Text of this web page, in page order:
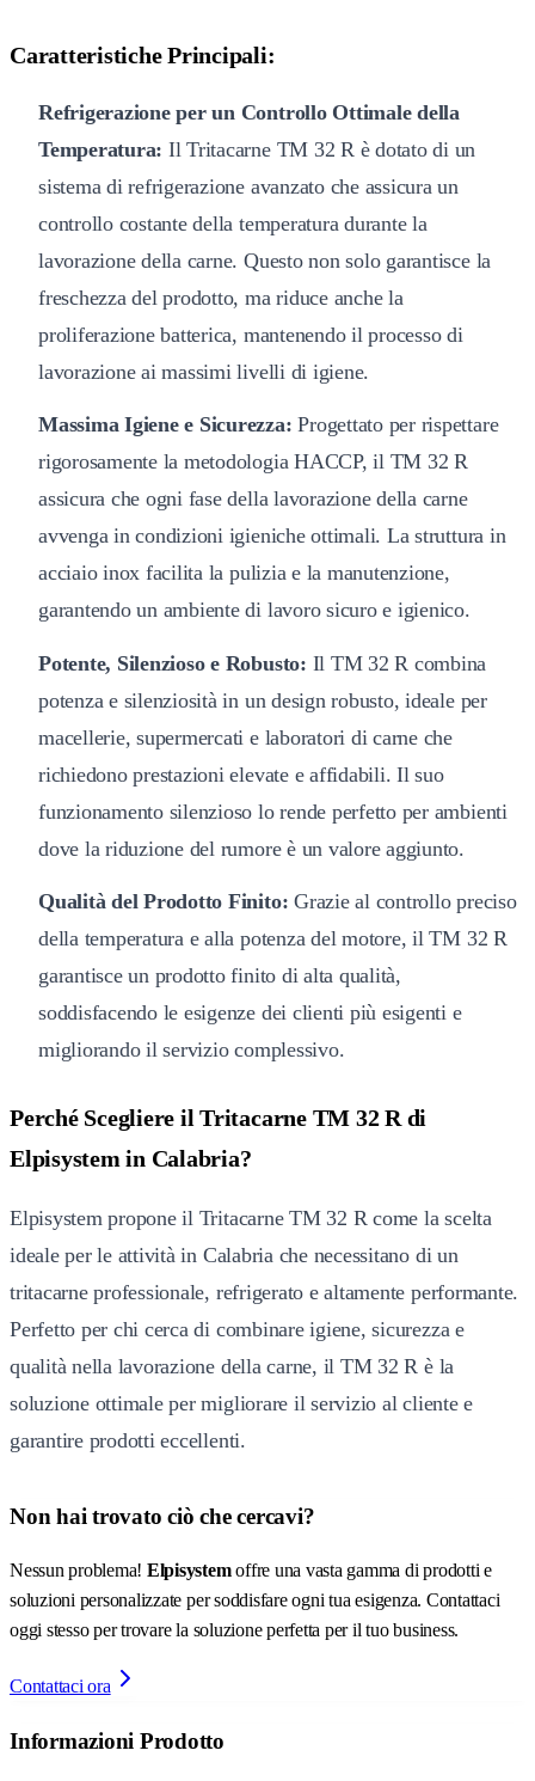
Caratteristiche Principali:
Refrigerazione per un Controllo Ottimale della
Temperatura: Il Tritacarne TM 32 R è dotato di un
sistema di refrigerazione avanzato che assicura un
controllo costante della temperatura durante la
lavorazione della carne. Questo non solo garantisce la
freschezza del prodotto, ma riduce anche la
proliferazione batterica, mantenendo il processo di
lavorazione ai massimi livelli di igiene.
Massima Igiene e Sicurezza: Progettato per rispettare
rigorosamente la metodologia HACCP, il TM 32 R
assicura che ogni fase della lavorazione della carne
avvenga in condizioni igieniche ottimali. La struttura in
acciaio inox facilita la pulizia e la manutenzione,
garantendo un ambiente di lavoro sicuro e igienico.
Potente, Silenzioso e Robusto: Il TM 32 R combina
potenza e silenziosità in un design robusto, ideale per
macellerie, supermercati e laboratori di carne che
richiedono prestazioni elevate e affidabili. Il suo
funzionamento silenzioso lo rende perfetto per ambienti
dove la riduzione del rumore è un valore aggiunto.
Qualità del Prodotto Finito: Grazie al controllo preciso
della temperatura e alla potenza del motore, il TM 32 R
garantisce un prodotto finito di alta qualità,
soddisfacendo le esigenze dei clienti più esigenti e
migliorando il servizio complessivo.
Perché Scegliere il Tritacarne TM 32 R di
Elpisystem in Calabria?
Elpisystem propone il Tritacarne TM 32 R come la scelta
ideale per le attività in Calabria che necessitano di un
tritacarne professionale, refrigerato e altamente performante.
Perfetto per chi cerca di combinare igiene, sicurezza e
qualità nella lavorazione della carne, il TM 32 R è la
soluzione ottimale per migliorare il servizio al cliente e
garantire prodotti eccellenti.
Non hai trovato ciò che cercavi?
Nessun problema! Elpisystemoffre una vasta gamma di prodotti e
soluzioni personalizzate per soddisfare ogni tua esigenza. Contattaci
oggi stesso per trovare la soluzione perfetta per il tuo business.
Contattaci ora
Informazioni Prodotto